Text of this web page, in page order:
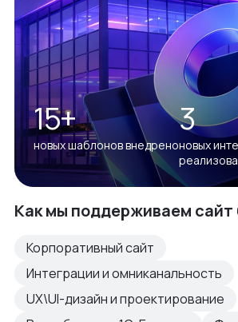
15+
новых шаблонов внедрено
3
новых
Как мы поддерживаем сайт
Корпоративный сайт
Интеграции и омниканальность
UX\UI-дизайн и проектирование